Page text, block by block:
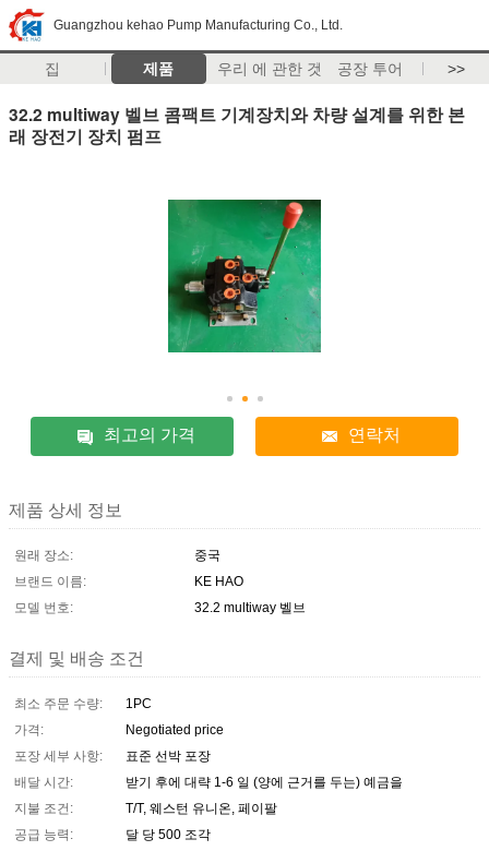
Guangzhou kehao Pump Manufacturing Co., Ltd.
집 제품 우리 에 관한 것 공장 투어 >>
32.2 multiway 벨브 콤팩트 기계장치와 차량 설계를 위한 본
래 장전기 장치 펌프
최고의 가격 연락처
제품 상세 정보
원래 장소:
중국
브랜드 이름:
KE HAO
모델 번호:
32.2 multiway 벨브
결제 및 배송 조건
최소 주문 수량:
1PC
가격:
Negotiated price
포장 세부 사항:
표준 선박 포장
배달 시간:
받기 후에 대략 1-6 일 (양에 근거를 두는) 예금을
지불 조건:
T/T, 웨스턴 유니온, 페이팔
공급 능력:
달 당 500 조각